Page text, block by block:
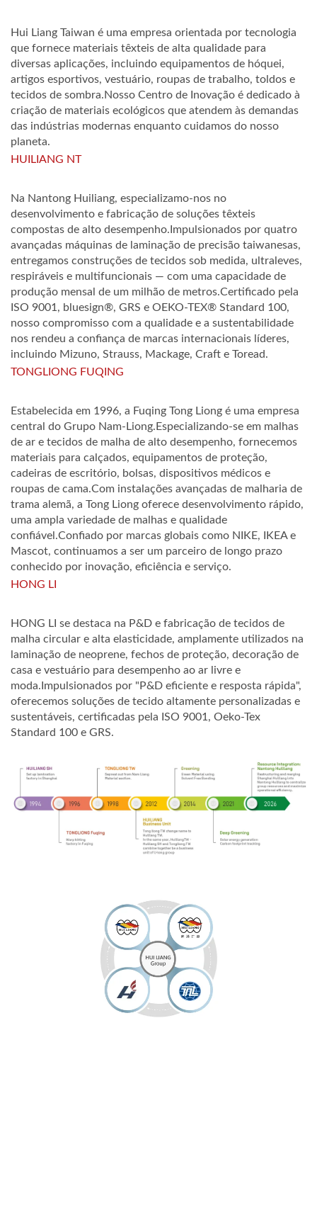
Hui Liang Taiwan é uma empresa orientada por tecnologia
que fornece materiais têxteis de alta qualidade para
diversas aplicações, incluindo equipamentos de hóquei,
artigos esportivos, vestuário, roupas de trabalho, toldos e
tecidos de sombra.Nosso Centro de Inovação é dedicado à
criação de materiais ecológicos que atendem às demandas
das indústrias modernas enquanto cuidamos do nosso
planeta.
HUILIANG NT
Na Nantong Huiliang, especializamo-nos no
desenvolvimento e fabricação de soluções têxteis
compostas de alto desempenho.Impulsionados por quatro
avançadas máquinas de laminação de precisão taiwanesas,
entregamos construções de tecidos sob medida, ultraleves,
respiráveis e multifuncionais — com uma capacidade de
produção mensal de um milhão de metros.Certificado pela
ISO 9001, bluesign®, GRS e OEKO-TEX® Standard 100,
nosso compromisso com a qualidade e a sustentabilidade
nos rendeu a confiança de marcas internacionais líderes,
incluindo Mizuno, Strauss, Mackage, Craft e Toread.
TONGLIONG FUQING
Estabelecida em 1996, a Fuqing Tong Liong é uma empresa
central do Grupo Nam-Liong.Especializando-se em malhas
de ar e tecidos de malha de alto desempenho, fornecemos
materiais para calçados, equipamentos de proteção,
cadeiras de escritório, bolsas, dispositivos médicos e
roupas de cama.Com instalações avançadas de malharia de
trama alemã, a Tong Liong oferece desenvolvimento rápido,
uma ampla variedade de malhas e qualidade
confiável.Confiado por marcas globais como NIKE, IKEA e
Mascot, continuamos a ser um parceiro de longo prazo
conhecido por inovação, eficiência e serviço.
HONG LI
HONG LI se destaca na P&D e fabricação de tecidos de
malha circular e alta elasticidade, amplamente utilizados na
laminação de neoprene, fechos de proteção, decoração de
casa e vestuário para desempenho ao ar livre e
moda.Impulsionados por "P&D eficiente e resposta rápida",
oferecemos soluções de tecido altamente personalizadas e
sustentáveis, certificadas pela ISO 9001, Oeko-Tex
Standard 100 e GRS.